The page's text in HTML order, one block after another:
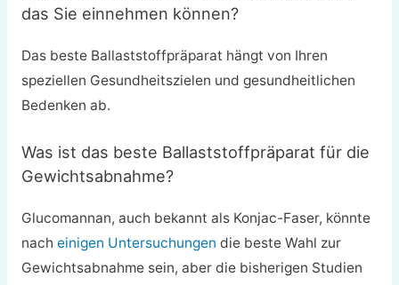
das Sie einnehmen können?
Das beste Ballaststoffpräparat hängt von Ihren
speziellen Gesundheitszielen und gesundheitlichen
Bedenken ab.
Was ist das beste Ballaststoffpräparat für die
Gewichtsabnahme?
Glucomannan, auch bekannt als Konjac-Faser, könnte
nach einigen Untersuchungen die beste Wahl zur
Gewichtsabnahme sein, aber die bisherigen Studien